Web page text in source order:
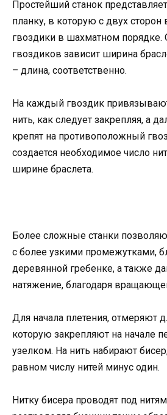
Простейший станок
планку, в которую с двух
гвоздики в шахматном порядке.
гвоздиков зависит ширина
– длина, соответственно.
На каждый гвоздик
нить, как следует закрепляя, а
крепят на противоположный
создается необходимое число
ширине браслета.
Более сложные станки
с более узкими промежутками,
деревянной гребенке, а также
натяжение, благодаря
Для начала плетения, отмеряют
которую закрепляют на начале
узелком. На нить набирают
равном числу нитей минус один.
Нитку бисера проводят под